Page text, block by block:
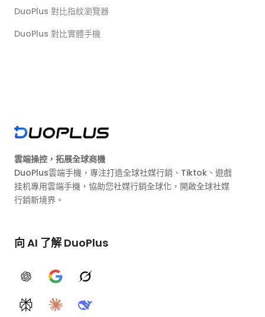
DuoPlus 對比指紋瀏覽器
DuoPlus 對比實體手機
雲端操控，拓展全球商機
DuoPlus雲端手機，專注打造全球社媒行銷、Tiktok、遊戲
挂机專用雲端手機，協助您社媒行銷全球化，開啟全球社媒
行銷新境界。
向 AI 了解 DuoPlus
ChatGPTGoogle AIGrok
PerplexityClaudeDeepSeek